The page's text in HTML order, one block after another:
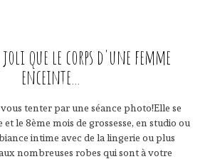
joli que le corps d'une femme
enceinte...
vous tenter par une séance photo!Elle se
et le 8ème mois de grossesse, en studio ou
intime avec de la lingerie ou plus
nombreuses robes qui sont à votre